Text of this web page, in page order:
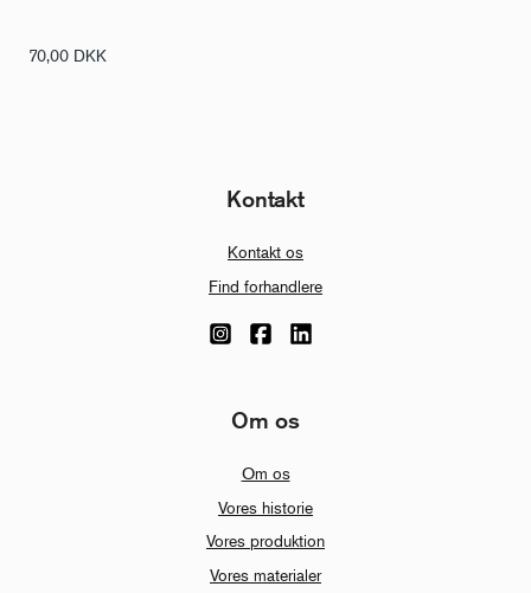
70,00 DKK
Kontakt
Kontakt os
Find forhandlere
Om os
Om os
Vores historie
Vores produktion
Vores materialer